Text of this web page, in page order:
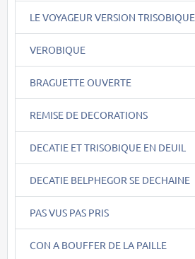
LE VOYAGEUR VERSION TRISOBIQUE
VEROBIQUE
BRAGUETTE OUVERTE
REMISE DE DECORATIONS
DECATIE ET TRISOBIQUE EN DEUIL
DECATIE BELPHEGOR SE DECHAINE
PAS VUS PAS PRIS
CON A BOUFFER DE LA PAILLE